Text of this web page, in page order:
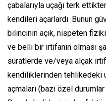
çabalarıyla uçağı terk
kendileri açarlardı. Bunun
bilincinin açık, nispeten
ve belli bir irtifanın olması
süratlerde ve/veya alçak
kendiliklerinden tehlikedeki
açmaları (bazı özel